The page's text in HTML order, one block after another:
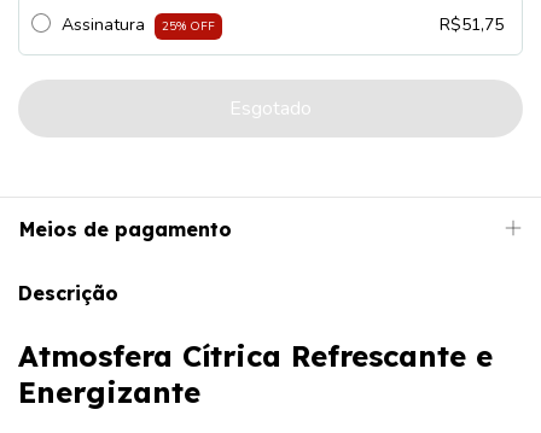
Assinatura 25% OFF R$51,75
Meios de pagamento
Descrição
Atmosfera Cítrica Refrescante e
Energizante